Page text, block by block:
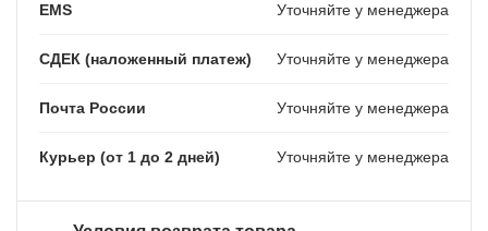
EMS Уточняйте у менеджера
СДЕК (наложенный платеж) Уточняйте у менеджера
Почта России Уточняйте у менеджера
Курьер (от 1 до 2 дней) Уточняйте у менеджера